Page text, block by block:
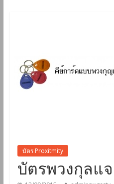
บัตร Proxitmity
บัตรพวงกุลแจ